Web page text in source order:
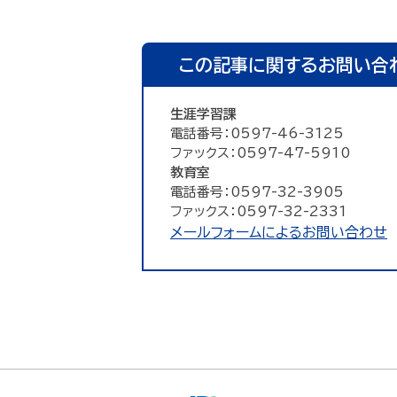
この記事に関するお問い合
生涯学習課
電話番号：0597-46-3125
ファックス：0597-47-5910
教育室
電話番号：0597-32-3905
ファックス：0597-32-2331
メールフォームによるお問い合わせ